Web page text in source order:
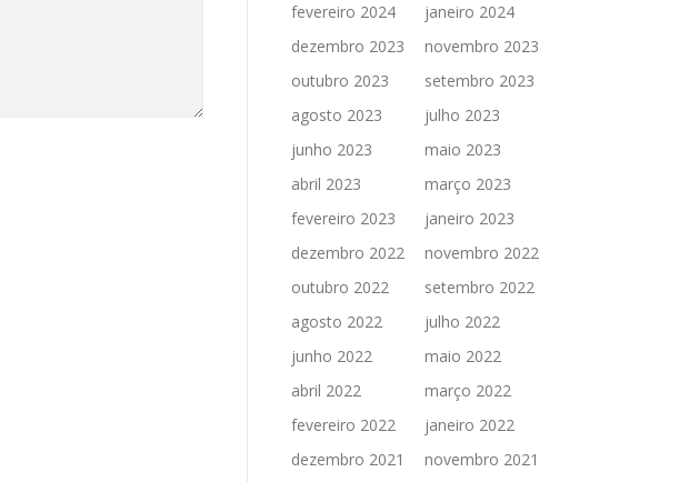
fevereiro 2024
janeiro 2024
dezembro 2023
novembro 2023
outubro 2023
setembro 2023
agosto 2023
julho 2023
junho 2023
maio 2023
abril 2023
março 2023
fevereiro 2023
janeiro 2023
dezembro 2022
novembro 2022
outubro 2022
setembro 2022
agosto 2022
julho 2022
junho 2022
maio 2022
abril 2022
março 2022
fevereiro 2022
janeiro 2022
dezembro 2021
novembro 2021